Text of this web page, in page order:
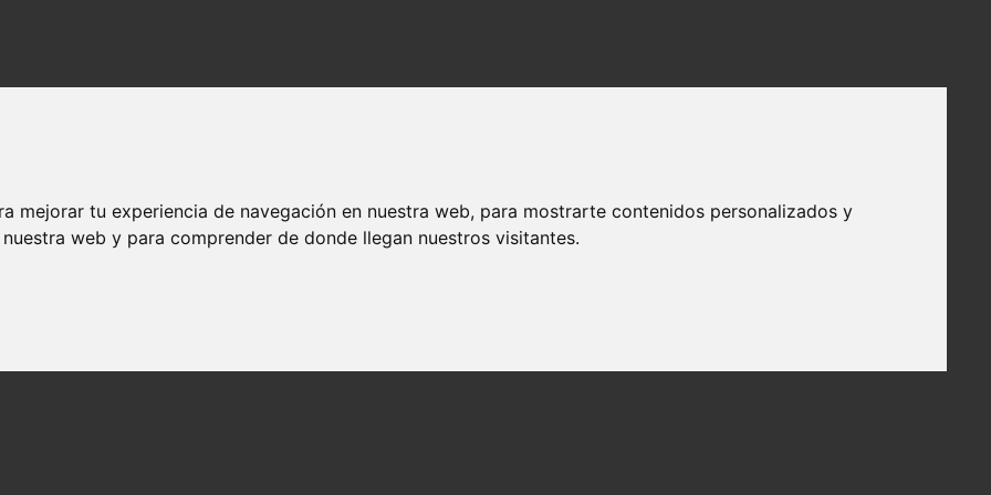
mejorar tu experiencia de navegación en nuestra web, para mostrarte contenidos personalizados y
web y para comprender de donde llegan nuestros visitantes.